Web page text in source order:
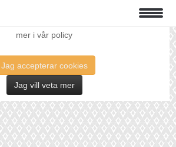
för att förbättra din upplevelse. Läs
mer i vår policy
Jag accepterar cookies
Jag vill veta mer